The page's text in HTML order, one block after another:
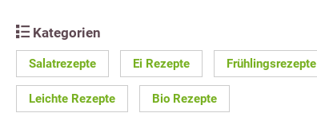
Kategorien
Salatrezepte Ei Rezepte Frühlingsrezepte
Leichte Rezepte Bio Rezepte